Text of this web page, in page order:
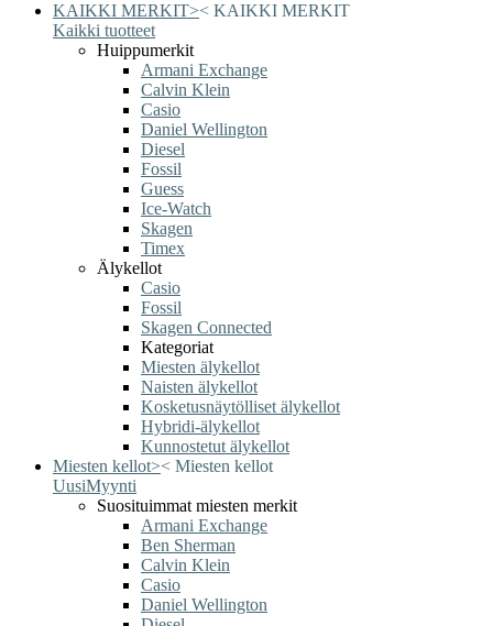
KAIKKI MERKIT>< KAIKKI MERKIT
Kaikki tuotteet
Huippumerkit
Armani Exchange
Calvin Klein
Casio
Daniel Wellington
Diesel
Fossil
Guess
Ice-Watch
Skagen
Timex
Älykellot
Casio
Fossil
Skagen Connected
Kategoriat
Miesten älykellot
Naisten älykellot
Kosketusnäytölliset älykellot
Hybridi-älykellot
Kunnostetut älykellot
Miesten kellot>< Miesten kellot
UusiMyynti
Suosituimmat miesten merkit
Armani Exchange
Ben Sherman
Calvin Klein
Casio
Daniel Wellington